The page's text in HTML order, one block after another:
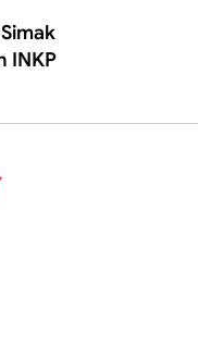
INKP